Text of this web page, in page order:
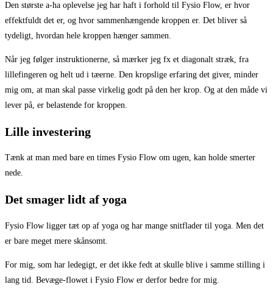
Den største a-ha oplevelse jeg har haft i forhold til Fysio Flow, er hvor
effektfuldt det er, og hvor sammenhængende kroppen er. Det bliver så
tydeligt, hvordan hele kroppen hænger sammen.
Når jeg følger instruktionerne, så mærker jeg fx et diagonalt stræk, fra
lillefingeren og helt ud i tæerne. Den kropslige erfaring det giver, minder
mig om, at man skal passe virkelig godt på den her krop. Og at den måde vi
lever på, er belastende for kroppen.
Lille investering
Tænk at man med bare en times Fysio Flow om ugen, kan holde smerter
nede.
Det smager lidt af yoga
Fysio Flow ligger tæt op af yoga og har mange snitflader til yoga. Men det
er bare meget mere skånsomt.
For mig, som har ledegigt, er det ikke fedt at skulle blive i samme stilling i
lang tid. Bevæge-flowet i Fysio Flow er derfor bedre for mig.